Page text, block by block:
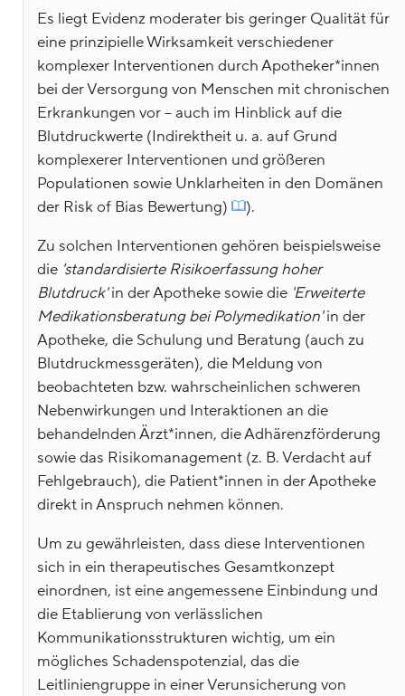
Es liegt Evidenz moderater bis geringer Qualität für
eine prinzipielle Wirksamkeit verschiedener
komplexer Interventionen durch Apotheker*innen
bei der Versorgung von Menschen mit chronischen
Erkrankungen vor – auch im Hinblick auf die
Blutdruckwerte (Indirektheit u. a. auf Grund
komplexerer Interventionen und größeren
Populationen sowie Unklarheiten in den Domänen
der Risk of Bias Bewertung)
).
Zu solchen Interventionen gehören beispielsweise
die 'standardisierte Risikoerfassung hoher
Blutdruck'in der Apotheke sowie die 'Erweiterte
Medikationsberatung bei Polymedikation'in der
Apotheke, die Schulung und Beratung (auch zu
Blutdruckmessgeräten), die Meldung von
beobachteten bzw. wahrscheinlichen schweren
Nebenwirkungen und Interaktionen an die
behandelnden Ärzt*innen, die Adhärenzförderung
sowie das Risikomanagement (z. B. Verdacht auf
Fehlgebrauch), die Patient*innen in der Apotheke
direkt in Anspruch nehmen können.
Um zu gewährleisten, dass diese Interventionen
sich in ein therapeutisches Gesamtkonzept
einordnen, ist eine angemessene Einbindung und
die Etablierung von verlässlichen
Kommunikationsstrukturen wichtig, um ein
mögliches Schadenspotenzial, das die
Leitliniengruppe in einer Verunsicherung von